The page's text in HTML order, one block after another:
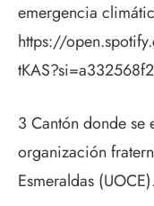
emergencia
https://
3 Cantón donde se
organización
Esmeraldas (UOCE).